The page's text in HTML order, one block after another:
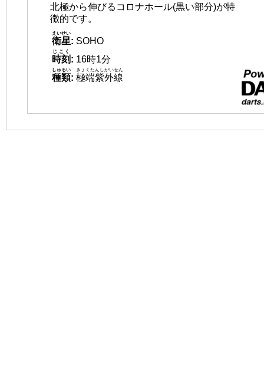
北極から伸びるコロナホール(黒い部分)が特
徴的です。
衛星
えいせい
: SOHO
時刻
じこく
: 16時1分
種類
しゅるい
: 極端紫外線
きょくたんしがいせん